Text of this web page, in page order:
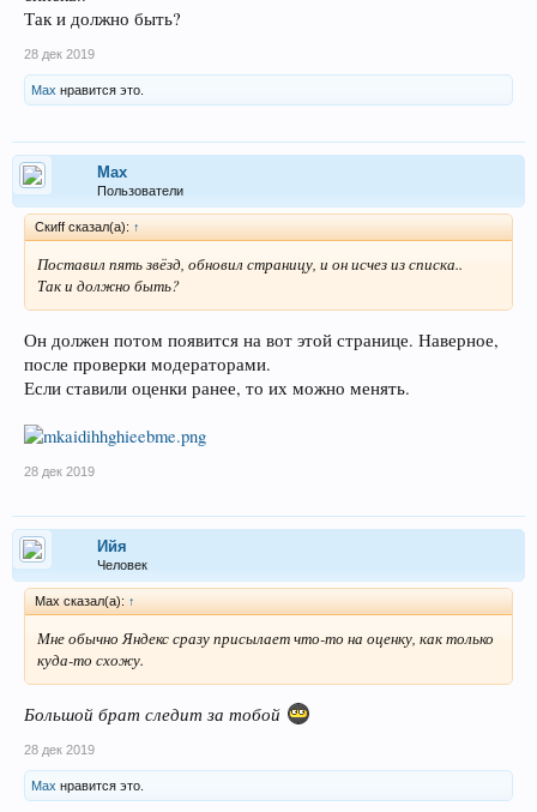
Так и должно быть?
28 дек 2019
Max нравится это.
Max
Пользователи
Скиff сказал(а): ↑
Поставил пять звёзд, обновил страницу, и он исчез из списка..
Так и должно быть?
Он должен потом появится на вот этой странице. Наверное,
после проверки модераторами.
Если ставили оценки ранее, то их можно менять.
28 дек 2019
Ийя
Человек
Max сказал(а): ↑
Мне обычно Яндекс сразу присылает что-то на оценку, как только
куда-то схожу.
Большой брат следит за тобой
28 дек 2019
Max нравится это.